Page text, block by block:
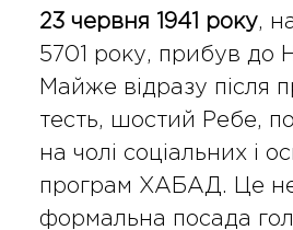
23 червня 1941 року,
5701 року, прибув до
Майже відразу після
тесть, шостий Ребе,
на чолі соціальних і
програм ХАБАД. Це
формальна посада